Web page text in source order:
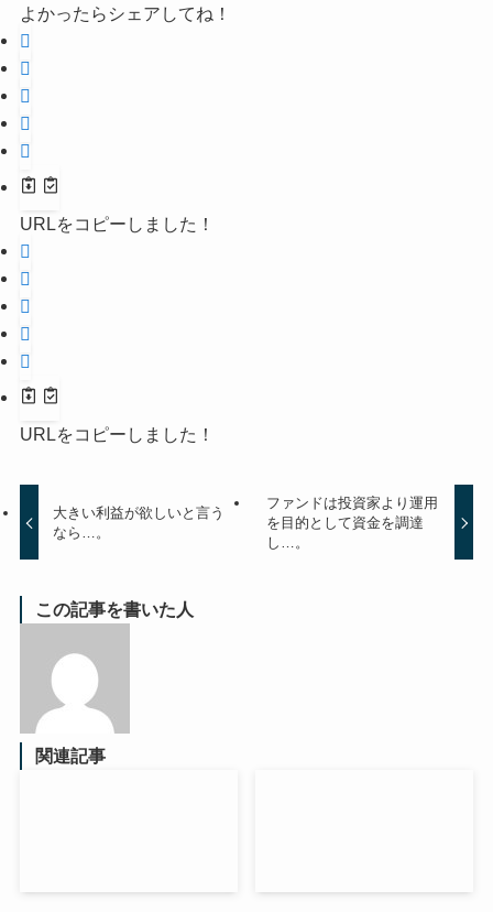
よかったらシェアしてね！
URLをコピーしました！
URLをコピーしました！
大きい利益が欲しいと言う
なら…。
ファンドは投資家より運用
を目的として資金を調達
し…。
この記事を書いた人
関連記事